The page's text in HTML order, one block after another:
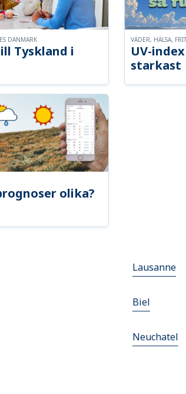
Tyskland i
DANMARK
UV-
starkast
VÄDER, HÄLSA,
olika?
Lausanne
Biel
Neuchatel